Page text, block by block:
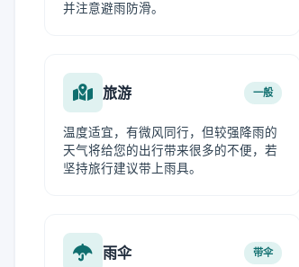
并注意避雨防滑。
旅游 一般
温度适宜，有微风同行，但较强降雨的
天气将给您的出行带来很多的不便，若
坚持旅行建议带上雨具。
雨伞 带伞